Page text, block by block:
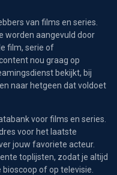
van films en series.
worden aangevuld door
film, serie of
nou graag op
bekijkt, bij
naar hetgeen dat voldoet
voor films en series.
voor het laatste
jouw favoriete acteur.
toplijsten, zodat je altijd
of op televisie.